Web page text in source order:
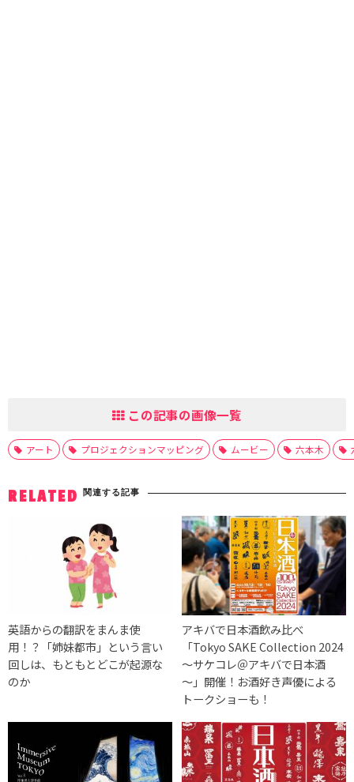
この記事の画像一覧
アート プロジェクションマッピング ムービー 六本木
RELATED 関連する記事
英語からの翻訳をまんま使
用！？「姉妹都市」という言い
回しは、もともとどこが起源な
のか
アキバで日本酒飲み比べ
「Tokyo SAKE Collection 2024
～サケコレ＠アキバで日本酒
～」開催！お酒好き声優による
トークショーも！